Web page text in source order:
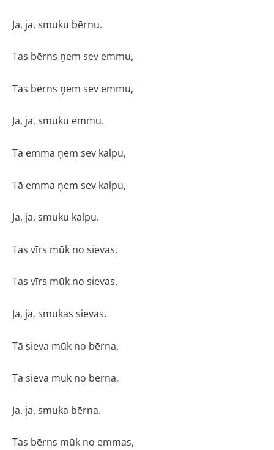
Ja, ja, smuku bērnu.
Tas bērns ņem sev emmu,
Tas bērns ņem sev emmu,
Ja, ja, smuku emmu.
Tā emma ņem sev kalpu,
Tā emma ņem sev kalpu,
Ja, ja, smuku kalpu.
Tas vīrs mūk no sievas,
Tas vīrs mūk no sievas,
Ja, ja, smukas sievas.
Tā sieva mūk no bērna,
Tā sieva mūk no bērna,
Ja, ja, smuka bērna.
Tas bērns mūk no emmas,